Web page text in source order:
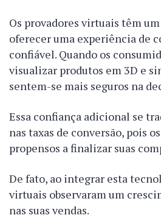
Os provadores virtuais têm
oferecer uma experiência de
confiável. Quando os
visualizar produtos em 3D e
sentem-se mais seguros na
Essa confiança adicional se
nas taxas de conversão, pois
propensos a finalizar suas
De fato, ao integrar esta
virtuais observaram um
nas suas vendas.